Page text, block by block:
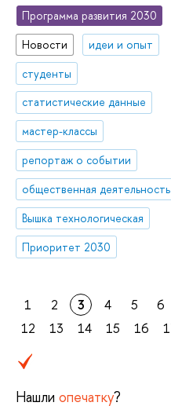
Программа развития 2030
Новости
идеи и опыт
студенты
статистические данные
мастер-классы
репортаж о событии
общественная деятельность
Вышка технологическая
Приоритет 2030
1 2 3 4 5 6
12
13 14 15 16
Нашли опечатку?